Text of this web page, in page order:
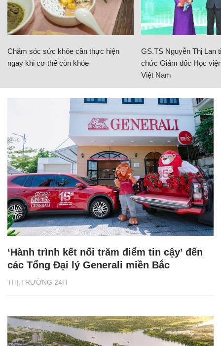
Chăm sóc sức khỏe cần thực hiện
ngay khi cơ thể còn khỏe
GS.TS Nguyễn Thị Lan
chức Giám đốc Học
Việt Nam
THỊ TRƯỜNG 24H
‘Hành trình kết nối trăm điểm tin cậy’ đến
các Tổng Đại lý Generali miền Bắc